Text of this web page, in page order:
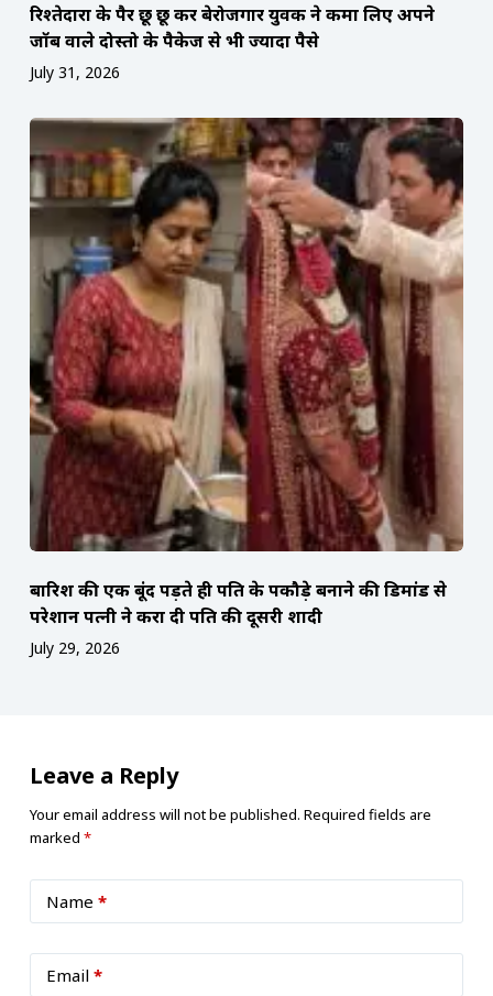
रिश्तेदारों के पैर छू छू कर बेरोजगार युवक ने कमा लिए अपने
जॉब वाले दोस्तो के पैकेज से भी ज्यादा पैसे
July 31, 2026
बारिश की एक बूंद पड़ते ही पति के पकौड़े बनाने की डिमांड से
परेशान पत्नी ने करा दी पति की दूसरी शादी
July 29, 2026
Leave a Reply
Your email address will not be published. Required fields are
marked *
Name *
Email*